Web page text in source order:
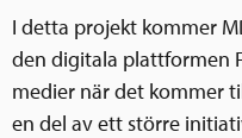
I detta projekt kommer
den digitala plattformen
medier när det kommer
en del av ett större